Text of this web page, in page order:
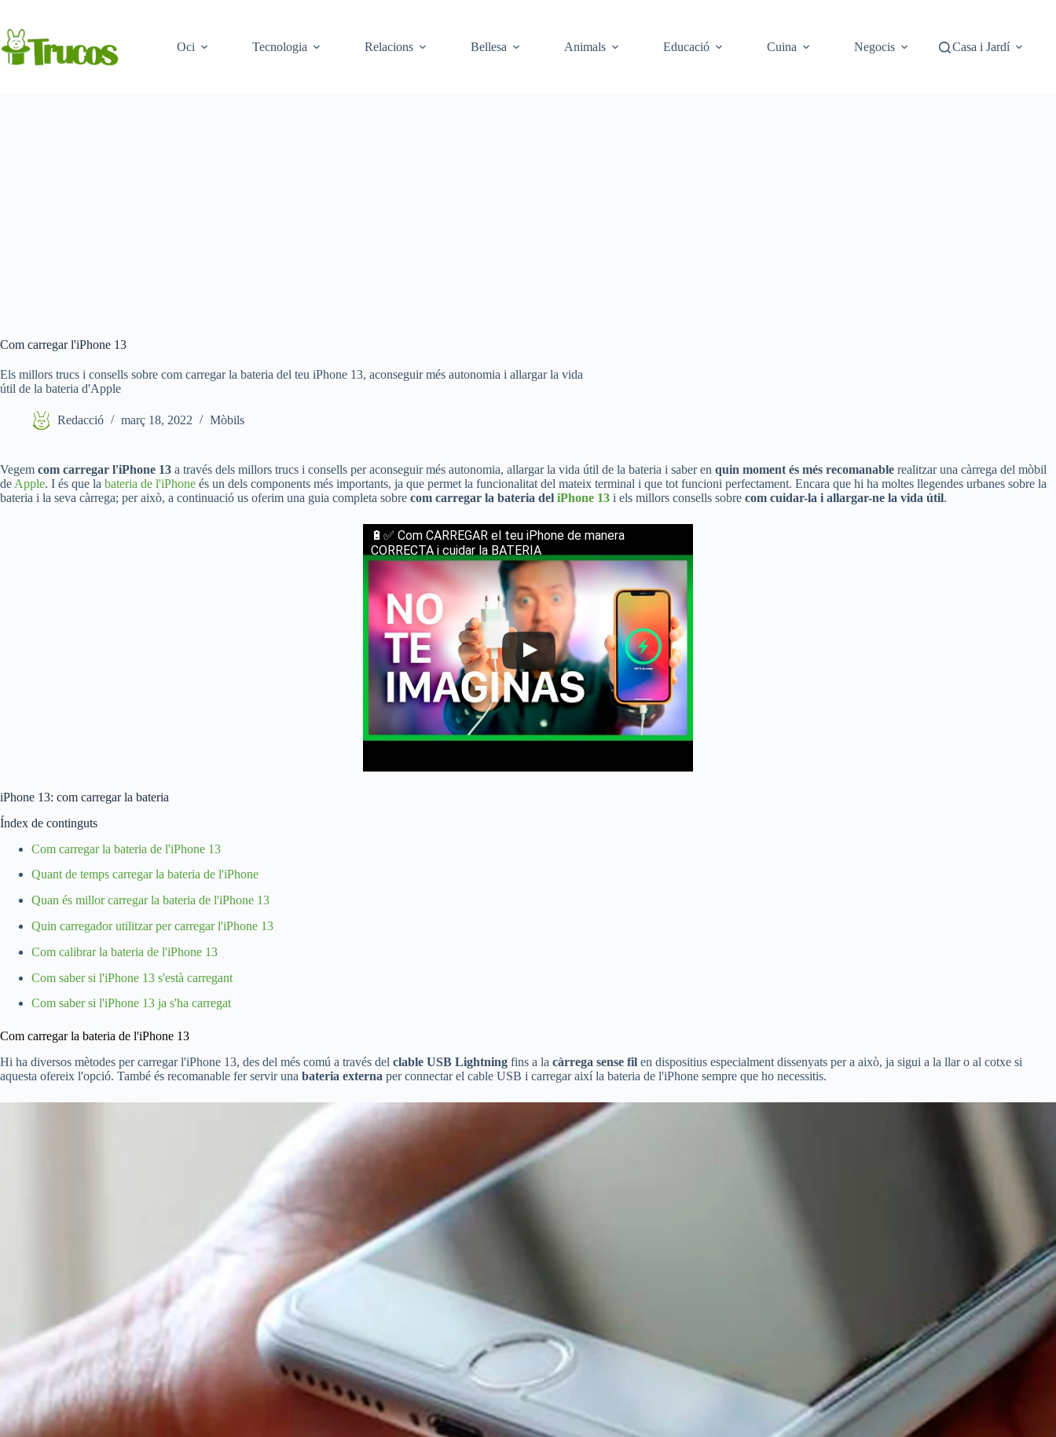
contingut
Oci
Tecnologia Relacions Bellesa Animals Educació Cuina Negocis Casa i Jardí
Com carregar l'iPhone 13
Els millors trucs i consells sobre com carregar la bateria del teu iPhone 13, aconseguir més autonomia i allargar la vida
útil de la bateria d'Apple
Redacció març 18, 2022 Mòbils
Vegem com carregar l'iPhone 13 a través dels millors trucs i consells per aconseguir més autonomia, allargar la vida útil de la bateria i saber en quin moment és més recomanable realitzar una càrrega del mòbil
de Apple. I és que la bateria de l'iPhone és un dels components més importants, ja que permet la funcionalitat del mateix terminal i que tot funcioni perfectament. Encara que hi ha moltes llegendes urbanes sobre la
bateria i la seva càrrega; per això, a continuació us oferim una guia completa sobre com carregar la bateria del iPhone 13 i els millors consells sobre com cuidar-la i allargar-ne la vida útil.
🔋✅ Com CARREGAR el teu iPhone de manera
CORRECTA i cuidar la BATERIA
iPhone 13: com carregar la bateria
Índex de continguts
Com carregar la bateria de l'iPhone 13
Quant de temps carregar la bateria de l'iPhone
Quan és millor carregar la bateria de l'iPhone 13
Quin carregador utilitzar per carregar l'iPhone 13
Com calibrar la bateria de l'iPhone 13
Com saber si l'iPhone 13 s'està carregant
Com saber si l'iPhone 13 ja s'ha carregat
Com carregar la bateria de l'iPhone 13
Hi ha diversos mètodes per carregar l'iPhone 13, des del més comú a través del clable USB Lightning fins a la càrrega sense fil en dispositius especialment dissenyats per a això, ja sigui a la llar o al cotxe si
aquesta ofereix l'opció. També és recomanable fer servir una bateria externa per connectar el cable USB i carregar així la bateria de l'iPhone sempre que ho necessitis.